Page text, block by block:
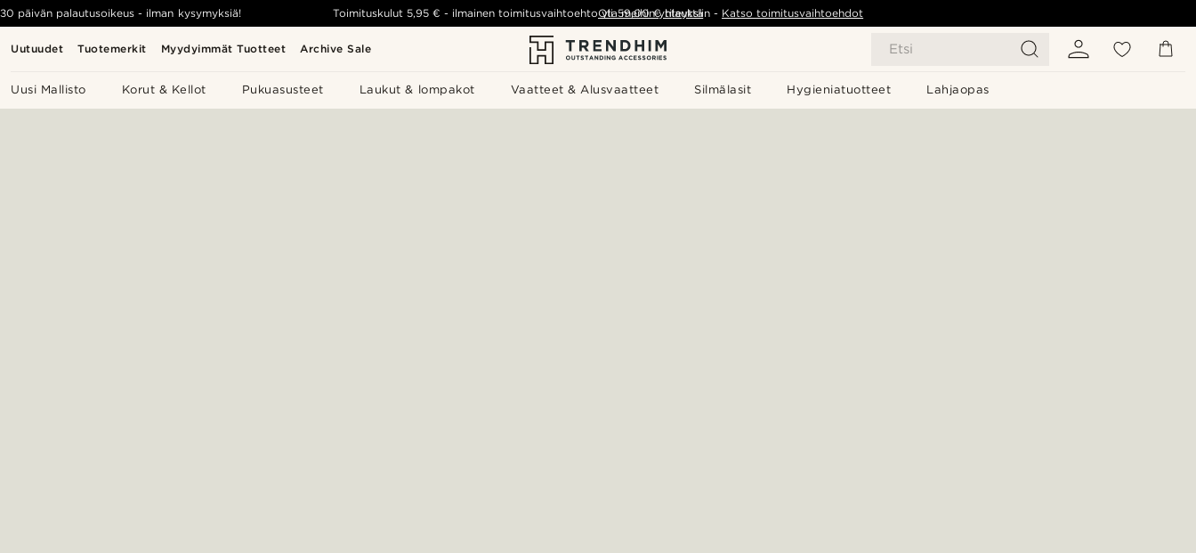
Uutuudet Tuotemerkit Myydyimmät Tuotteet Archive Sale Etsi
Uusi Mallisto Korut & Kellot Pukuasusteet Laukut & lompakot Vaatteet & Alusvaatteet Silmälasit Hygieniatuotteet Lahjaopas
30 päivän palautusoikeus - ilman kysymyksiä! Toimituskulut 5,95 € - ilmainen toimitusvaihtoehto yli 59,00 €tilauksiin - Katso toimitusvaihtoehdot
Ota meihin yhteyttä